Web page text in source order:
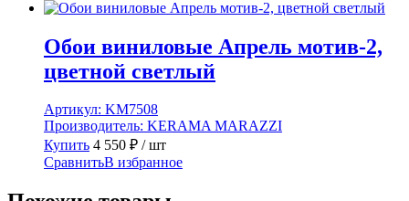
Обои виниловые Апрель мотив-2,
цветной светлый
Артикул: KM7508
Производитель: KERAMA MARAZZI
Купить 4 550 ₽ / шт
СравнитьВ избранное